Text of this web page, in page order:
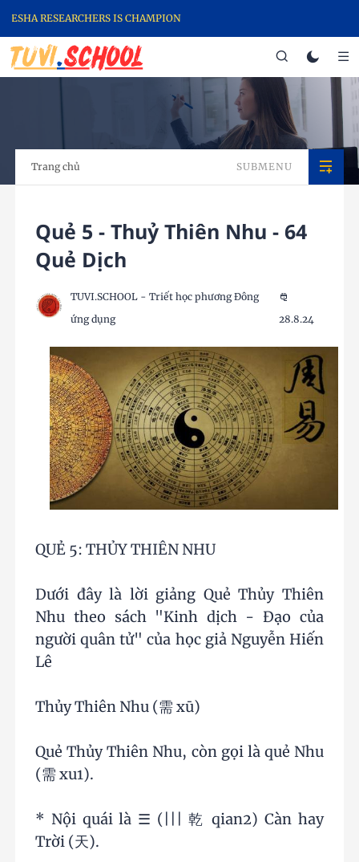
RESEARCHERS IS CHAMPION
Trang chủ SUBMENU
Quẻ 5 - Thuỷ Thiên Nhu - 64
Quẻ Dịch
TUVI.SCHOOL - Triết học phương Đông
ứng dụng
28.8.24
QUẺ 5: THỦY THIÊN NHU
Dưới đây là lời giảng Quẻ Thủy Thiên
Nhu theo sách "Kinh dịch - Đạo của
người quân tử" của học giả Nguyễn Hiến
Lê
Thủy Thiên Nhu (需 xū)
Quẻ Thủy Thiên Nhu, còn gọi là quẻ Nhu
(需 xu1).
* Nội quái là ☰ (||| 乾 qian2) Càn hay
Trời (天).